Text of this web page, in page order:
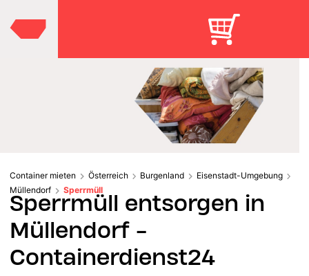
Container mieten Österreich Burgenland
Eisenstadt-Umgebung
Müllendorf
Sperrmüll
Sperrmüll entsorgen in
Müllendorf -
Containerdienst24